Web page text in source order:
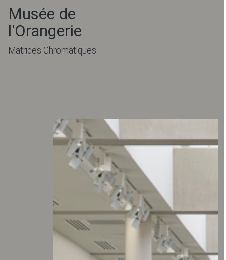
Musée de
l'Orangerie
Matrices Chromatiques